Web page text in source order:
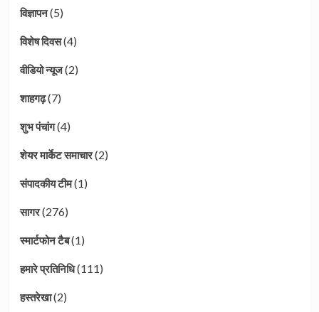
विज्ञापन(5)
विशेष दिवस(4)
वीडियो न्यूज(2)
शाहगढ़(7)
शुभ पंचांग(4)
शेयर मार्केट समाचार(2)
संपादकीय टीम(1)
सागर(276)
स्मार्टफोन टैब(1)
हमारे प्रतिनिधि(111)
हस्तरेखा(2)